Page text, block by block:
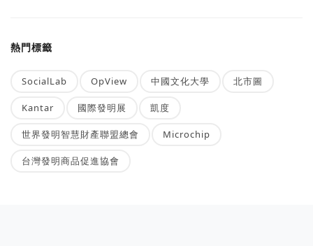
熱門標籤
SocialLab OpView 中國文化大學 北市圖
Kantar 國際發明展 凱度
世界發明智慧財產聯盟總會 Microchip
台灣發明商品促進協會